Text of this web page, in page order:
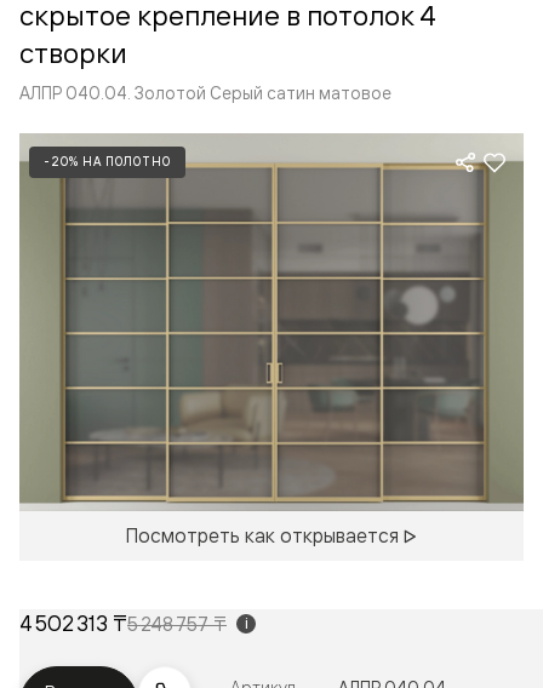
скрытое крепление в потолок 4
створки
АЛПР 040.04. Золотой Серый сатин матовое
-20% НА ПОЛОТНО
Посмотреть как открывается
4 502 313 ₸5 248 757 ₸ i